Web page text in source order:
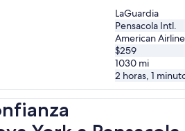
LaGuardia
Pensacola Intl.
American
$259
1030 mi
2 horas, 1